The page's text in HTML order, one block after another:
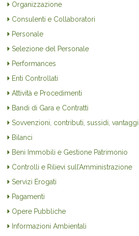
Organizzazione
Consulenti e Collaboratori
Personale
Selezione del Personale
Performances
Enti Controllati
Attività e Procedimenti
Bandi di Gara e Contratti
Sovvenzioni, contributi, sussidi,
Bilanci
Beni Immobili e Gestione Patrimonio
Controlli e Rilievi sull’Amministrazione
Servizi Erogati
Pagamenti
Opere Pubbliche
Informazioni Ambientali